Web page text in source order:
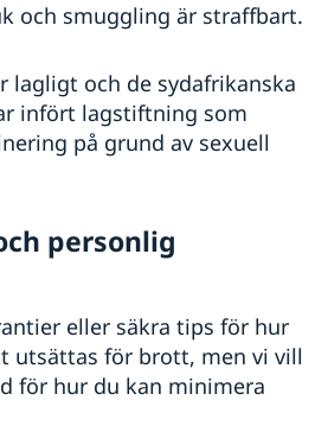
och smuggling är straffbart.
lagligt och de sydafrikanska
infört lagstiftning som
på grund av sexuell
personlig
eller säkra tips för hur
utsättas för brott, men vi vill
för hur du kan minimera